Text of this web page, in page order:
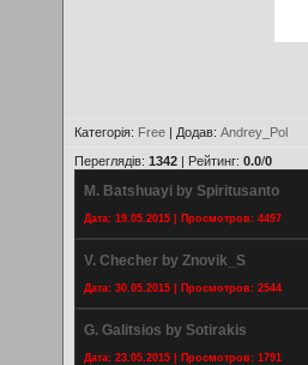
Категорія: Free| Додав: Andrey_Pol
Переглядів: 1342| Рейтинг: 0.0/0
M. Batshuayi by Spiritusanto
Дата: 19.05.2015 | Просмотров: 4497
V. Checher by Znovik_S
Дата: 30.05.2015 | Просмотров: 2544
G. Galitsios by Sotirakis
Дата: 23.05.2015 | Просмотров: 1791